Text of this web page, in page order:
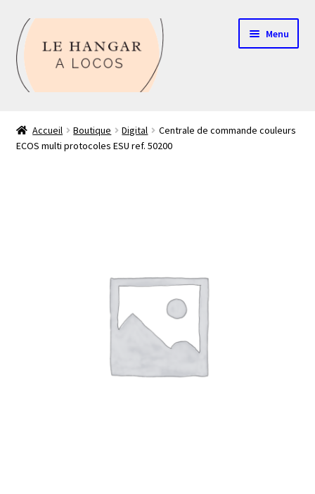
Aller
à
la
navigation
Aller
au
contenu
Menu
Boutique
Accueil Boutique Digital
Centrale de commande couleurs
ECOS multi protocoles ESU ref. 50200